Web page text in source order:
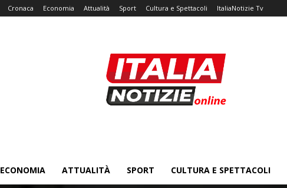
Cronaca Economia Attualità Sport Cultura e Spettacoli ItaliaNotizie Tv
ECONOMIA ATTUALITÀ SPORT CULTURA E SPETTACOLI